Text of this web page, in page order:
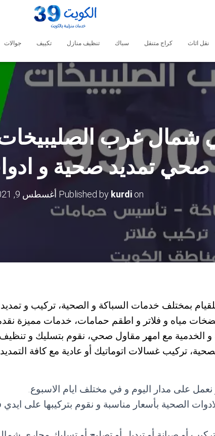
نقل اثاث كراج متنقل سباك تنظيف منازل تكييف جوالات
صحي تمديد صحية و
Published by kurdion أغسطس 9, 2021
بمختلف خدمات السباكة و الصحية، تركيب و تمديد
مياه و فلاتر و اطقم حمامات، خدمات مميزة
و الخدمية مع امهر مقاول صحي، نقوم بتسليك و تنظيف
تركيب غسالات اتوماتيك أو عادية مع كافة
على مدار اليوم و في مختلف ايام الاسبوع.
الصحية بأسعار مناسبة و نقوم بتركيبها على